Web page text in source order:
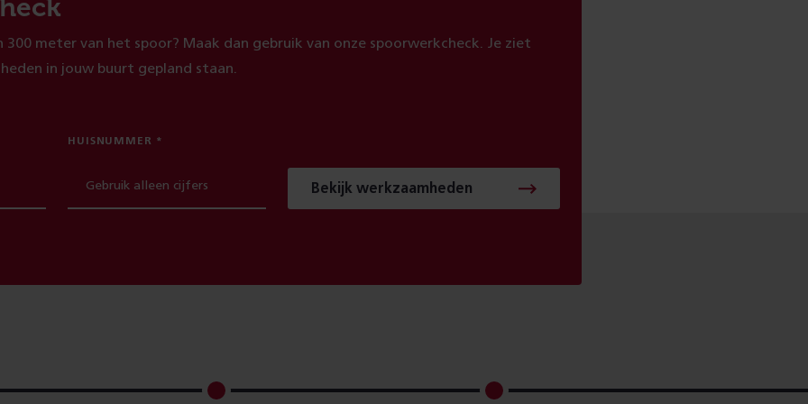
meter van het spoor? Maak dan gebruik van onze spoorwerkcheck. Je ziet
in jouw buurt gepland staan.
HUISNUMMER
Bekijk werkzaamheden